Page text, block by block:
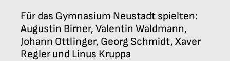
Für das Gymnasium Neustadt spielten:
Augustin Birner, Valentin Waldmann,
Johann Ottlinger, Georg Schmidt, Xaver
Regler und Linus Kruppa